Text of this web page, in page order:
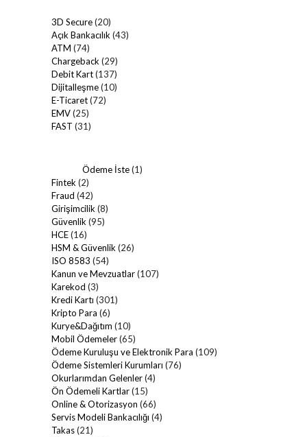
3D Secure(20)
Açık Bankacılık(43)
ATM (74)
Chargeback(29)
Debit Kart(137)
Dijitalleşme(10)
E-Ticaret(72)
EMV(25)
FAST (31)
Ödeme İste(1)
Fintek(2)
Fraud (42)
Girişimcilik(8)
Güvenlik(95)
HCE(16)
HSM & Güvenlik(26)
ISO 8583 (54)
Kanun ve Mevzuatlar(107)
Karekod (3)
Kredi Kartı (301)
Kripto Para (6)
Kurye&Dağıtım (10)
Mobil Ödemeler(65)
Ödeme Kuruluşu ve Elektronik Para (109)
Ödeme Sistemleri Kurumları (76)
Okurlarımdan Gelenler(4)
Ön Ödemeli Kartlar(15)
Online & Otorizasyon (66)
Servis Modeli Bankacılığı (4)
Takas(21)